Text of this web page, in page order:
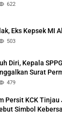
622
Eks Kepsek MI
503
Diri, Kepala
Surat
479
Persit KCK
Simbol